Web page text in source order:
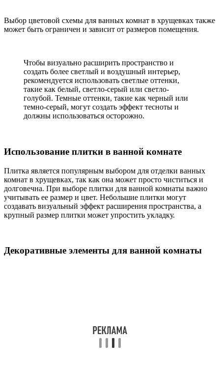
Выбор цветовой схемы для ванных комнат в хрущевках также
может быть ограничен и зависит от размеров помещения.
Чтобы визуально расширить пространство и
создать более светлый и воздушный интерьер,
рекомендуется использовать светлые оттенки,
такие как белый, светло-серый или светло-
голубой. Темные оттенки, такие как черный или
темно-серый, могут создать эффект тесноты и
должны использоваться осторожно.
Использование плитки в ванной комнате
Плитка является популярным выбором для отделки ванных
комнат в хрущевках, так как она может просто чиститься и
долговечна. При выборе плитки для ванной комнаты важно
учитывать ее размер и цвет. Небольшие плитки могут
создавать визуальный эффект расширения пространства, а
крупный размер плитки может упростить укладку.
Декоративные элементы для ванной комнаты